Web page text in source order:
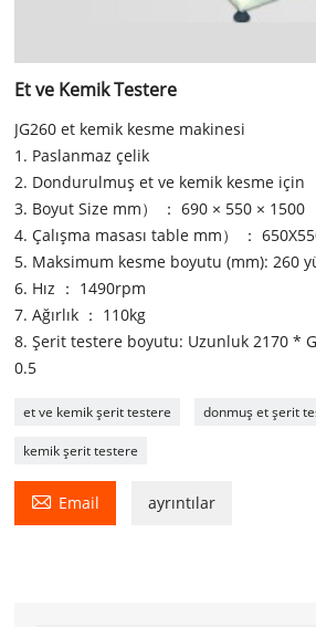
Et ve Kemik Testere
JG260 et kemik kesme makinesi
1. Paslanmaz çelik
2. Dondurulmuş et ve kemik kesme için
3. Boyut Size mm） ： 690 × 550 × 1500
4. Çalışma masası table mm） ：
5. Maksimum kesme boyutu (mm): 260
6. Hız ： 1490rpm
7. Ağırlık ： 110kg
8. Şerit testere boyutu: Uzunluk 2170 *
0.5
et ve kemik şerit testere donmuş et şerit
kemik şerit testere
 Email ayrıntılar